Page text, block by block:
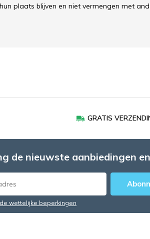
plaats blijven en niet vermengen met
GRATIS
de nieuwste aanbiedingen
wettelijke beperkingen